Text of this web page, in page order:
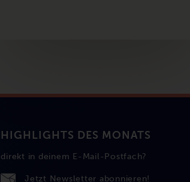
HIGHLIGHTS DES MONATS
direkt in deinem E-Mail-Postfach?
Jetzt Newsletter abonnieren!